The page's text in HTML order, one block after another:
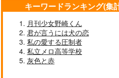
らぶはぷにんぐ！
＋DolcE
円（税込）
ひとひらを閉
メメントミン
キーワードランキング(集
月刊少女野崎くん
君が言うには犬の恋
私の愛する圧制者
私立メロ高等学校
灰色と赤